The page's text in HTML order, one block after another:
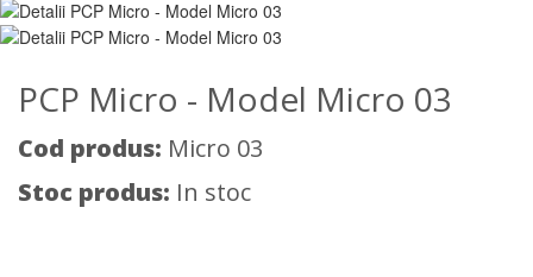
PCP Micro - Model Micro 03
Cod produs: Micro 03
Stoc produs: In stoc